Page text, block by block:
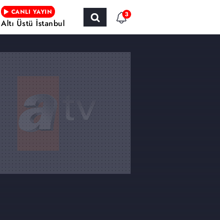
CANLI YAYIN
Altı Üstü İstanbul
3